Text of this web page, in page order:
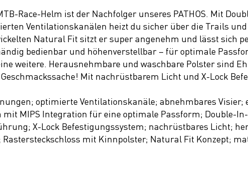
Race-Helm ist der Nachfolger unseres PATHOS. Mit
Ventilationskanälen heizt du sicher über die Trails
Natural Fit sitzt er super angenehm und lässt sich
bedienbar und höhenverstellbar – für optimale
weitere. Herausnehmbare und waschbare Polster sind
Mit nachrüstbarem Licht und X-Lock
optimierte Ventilationskanäle; abnehmbares Visier;
mit MIPS Integration für eine optimale Passform; Double-
X-Lock Befestigungssystem; nachrüstbares Licht;
mit Kinnpolster; Natural Fit Konzept;